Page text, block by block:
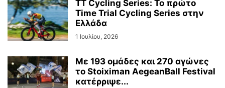
TT Cycling Series: Το πρώτο
Time Trial Cycling Series στην
Ελλάδα
1 Ιουλίου, 2026
Με 193 ομάδες και 270 αγώνες
το Stoiximan AegeanBall Festival
κατέρριψε...